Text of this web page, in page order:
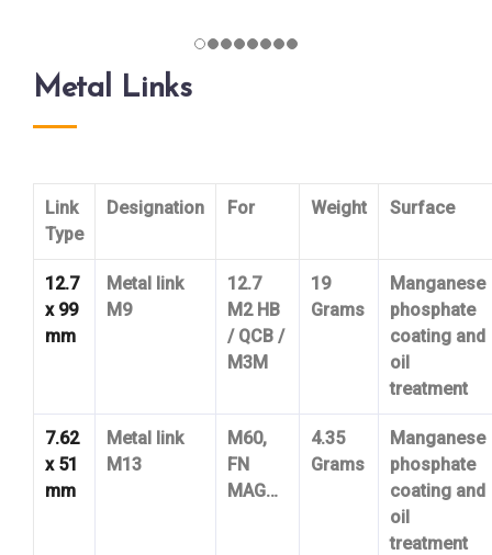
Metal Links
Link
Type
Designation For Weight Surface
12.7
x 99
mm
Metal link
M9
12.7
M2 HB
/ QCB /
M3M
19
Grams
Manganese
phosphate
coating and
oil
treatment
7.62
x 51
mm
Metal link
M13
M60,
FN
MAG…
4.35
Grams
Manganese
phosphate
coating and
oil
treatment